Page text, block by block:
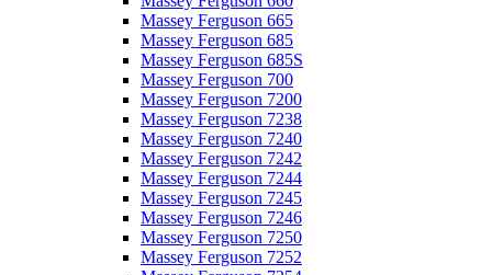
Massey Ferguson 665
Massey Ferguson 685
Massey Ferguson 685S
Massey Ferguson 700
Massey Ferguson 7200
Massey Ferguson 7238
Massey Ferguson 7240
Massey Ferguson 7242
Massey Ferguson 7244
Massey Ferguson 7245
Massey Ferguson 7246
Massey Ferguson 7250
Massey Ferguson 7252